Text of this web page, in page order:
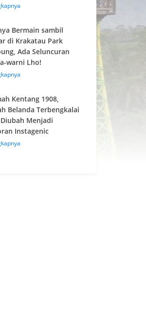
Bermain sambil
di Krakatau Park
Ada Seluncuran
warni Lho!
Kentang 1908,
Belanda Terbengkalai
Menjadi
Instagenic